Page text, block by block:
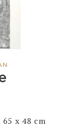
x 48 cm